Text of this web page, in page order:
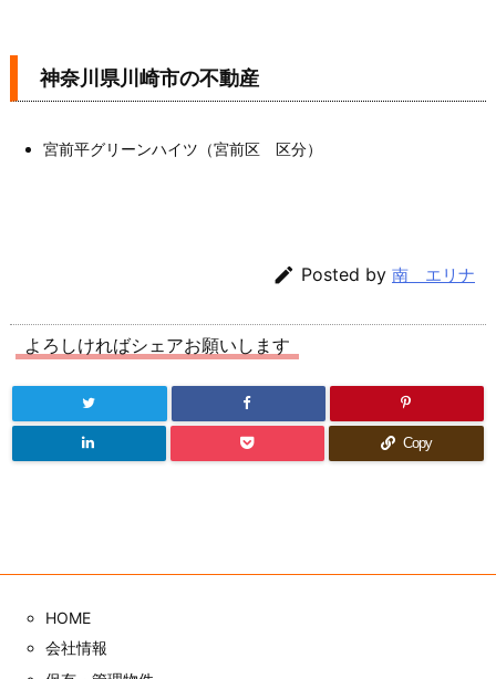
覧
2.
奈
不
動
産
神奈川県川崎市の不動産
宮前平グリーンハイツ（宮前区 区分）
 Posted by 南 エリナ
よろしければシェアお願いします
Copy
HOME
会社情報